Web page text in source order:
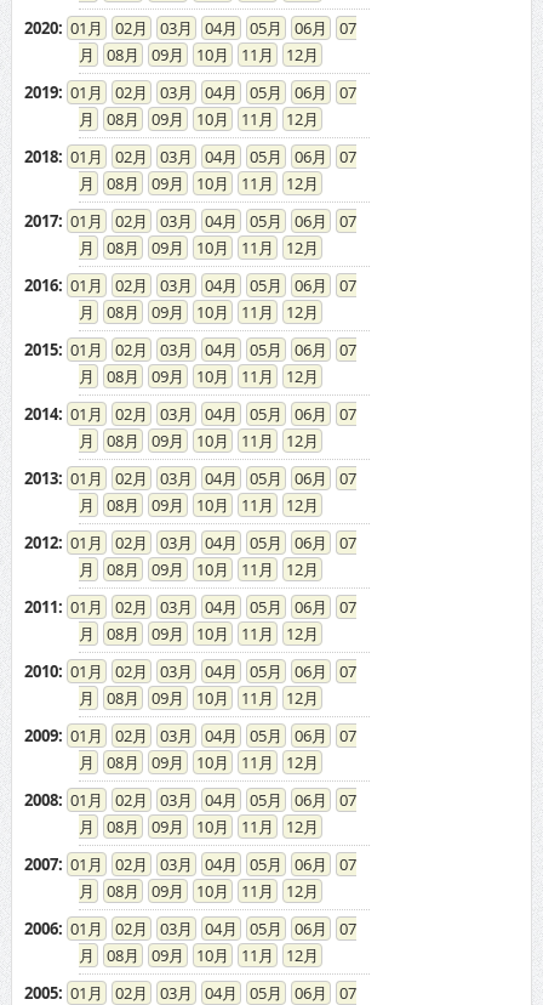
2020: 01 02 03 04 05 06
07
08
09 10 11
12
2019: 01 02 03 04 05 06
07
08
09 10 11
12
2018: 01 02 03 04 05 06
07
08
09 10 11
12
2017: 01 02 03 04 05 06
07
08
09 10 11
12
2016: 01 02 03 04 05 06
07
08
09 10 11
12
2015: 01 02 03 04 05 06
07
08
09 10 11
12
2014: 01 02 03 04 05 06
07
08
09 10 11
12
2013: 01 02 03 04 05 06
07
08
09 10 11
12
2012: 01 02 03 04 05 06
07
08
09 10 11
12
2011: 01 02 03 04 05 06
07
08
09 10 11
12
2010: 01 02 03 04 05 06
07
08
09 10 11
12
2009: 01 02 03 04 05 06
07
08
09 10 11
12
2008: 01 02 03 04 05 06
07
08
09 10 11
12
2007: 01 02 03 04 05 06
07
08
09 10 11
12
2006: 01 02 03 04 05 06
07
08
09 10 11
12
2005: 01 02 03 04 05 06
07